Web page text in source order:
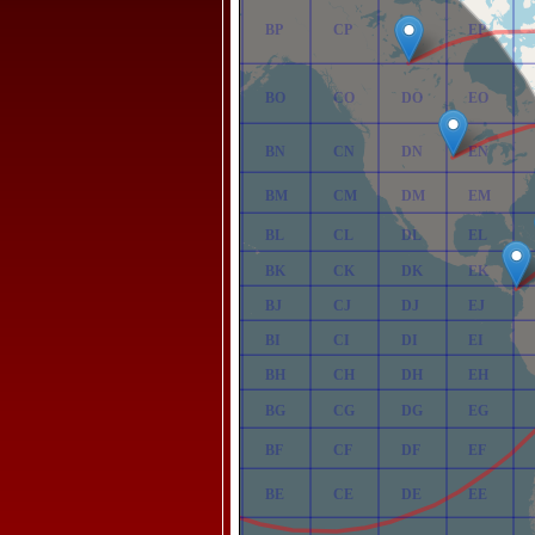
BE
BF
BG
BH
BI
BJ
BK
BL
BM
BN
BO
BP
CE
CF
CG
CH
CI
CJ
CK
CL
CM
CN
CO
CP
DE
DF
DG
DH
DI
DJ
DK
DL
DM
DN
DO
DP
EE
EF
EG
EH
EI
EJ
EK
EL
EM
EN
EO
EP